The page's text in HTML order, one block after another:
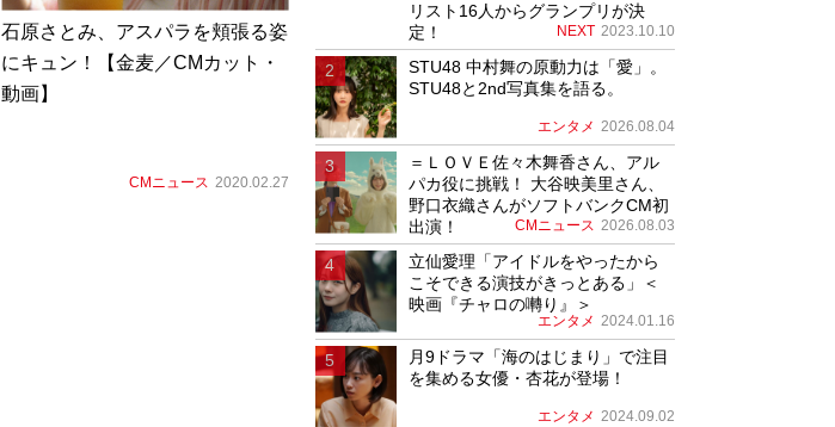
石原さとみ、アスパラを頬張る姿
にキュン！【金麦／CMカット・
動画】
CMニュース 2020.02.27
リスト16人からグランプリが決
定！
NEXT 2023.10.10
STU48 中村舞の原動力は「愛」。
STU48と2nd写真集を語る。
エンタメ 2026.08.04
＝ＬＯＶＥ佐々木舞香さん、アル
パカ役に挑戦！ 大谷映美里さん、
野口衣織さんがソフトバンクCM初
出演！
CMニュース 2026.08.03
立仙愛理「アイドルをやったから
こそできる演技がきっとある」＜
映画『チャロの囀り』＞
エンタメ 2024.01.16
月9ドラマ「海のはじまり」で注目
を集める女優・杏花が登場！
エンタメ 2024.09.02